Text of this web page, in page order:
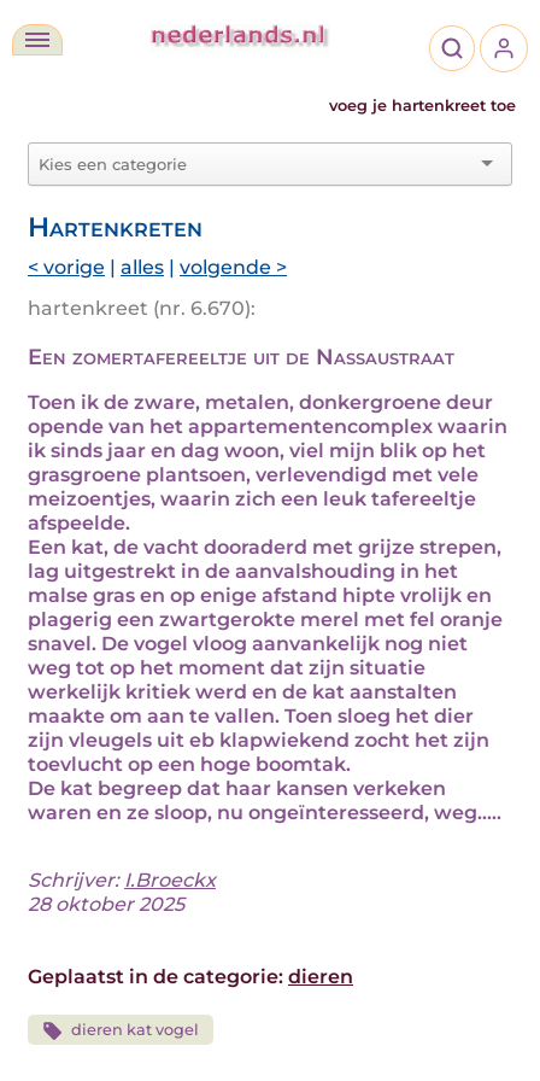
voeg je hartenkreet toe
Hartenkreten
< vorige | alles | volgende >
hartenkreet (nr. 6.670):
Een zomertafereeltje uit de Nassaustraat
Toen ik de zware, metalen, donkergroene deur
opende van het appartementencomplex waarin
ik sinds jaar en dag woon, viel mijn blik op het
grasgroene plantsoen, verlevendigd met vele
meizoentjes, waarin zich een leuk tafereeltje
afspeelde.
Een kat, de vacht dooraderd met grijze strepen,
lag uitgestrekt in de aanvalshouding in het
malse gras en op enige afstand hipte vrolijk en
plagerig een zwartgerokte merel met fel oranje
snavel. De vogel vloog aanvankelijk nog niet
weg tot op het moment dat zijn situatie
werkelijk kritiek werd en de kat aanstalten
maakte om aan te vallen. Toen sloeg het dier
zijn vleugels uit eb klapwiekend zocht het zijn
toevlucht op een hoge boomtak.
De kat begreep dat haar kansen verkeken
waren en ze sloop, nu ongeïnteresseerd, weg.....
Schrijver: I.Broeckx
28 oktober 2025
Geplaatst in de categorie: dieren
dieren kat vogel